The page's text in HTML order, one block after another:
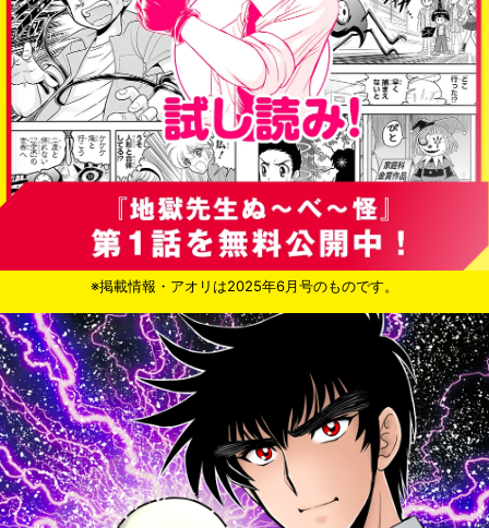
※掲載情報・アオリは2025年6月号のものです。